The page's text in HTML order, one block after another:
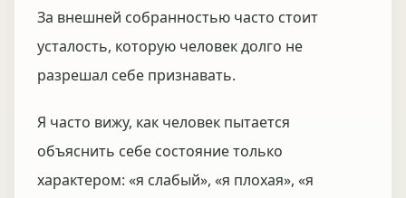
За внешней собранностью часто стоит
усталость, которую человек долго не
разрешал себе признавать.
Я часто вижу, как человек пытается
объяснить себе состояние только
характером: «я слабый», «я плохая», «я